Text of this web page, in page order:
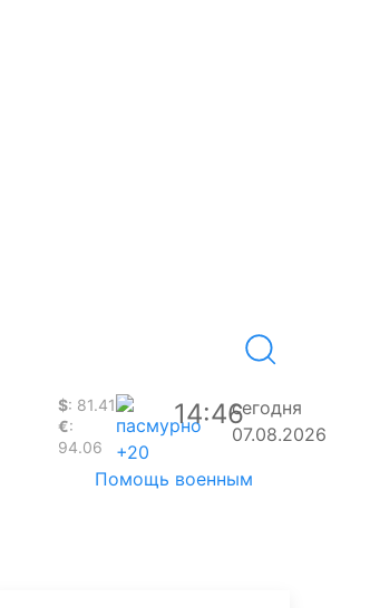
$: 81.41
€:
94.06
+20
14:46сегодня
07.08.2026
Помощь военным